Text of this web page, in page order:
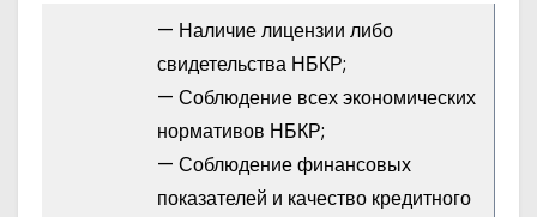
— Наличие лицензии либо
свидетельства НБКР;
— Соблюдение всех экономических
нормативов НБКР;
— Соблюдение финансовых
показателей и качество кредитного